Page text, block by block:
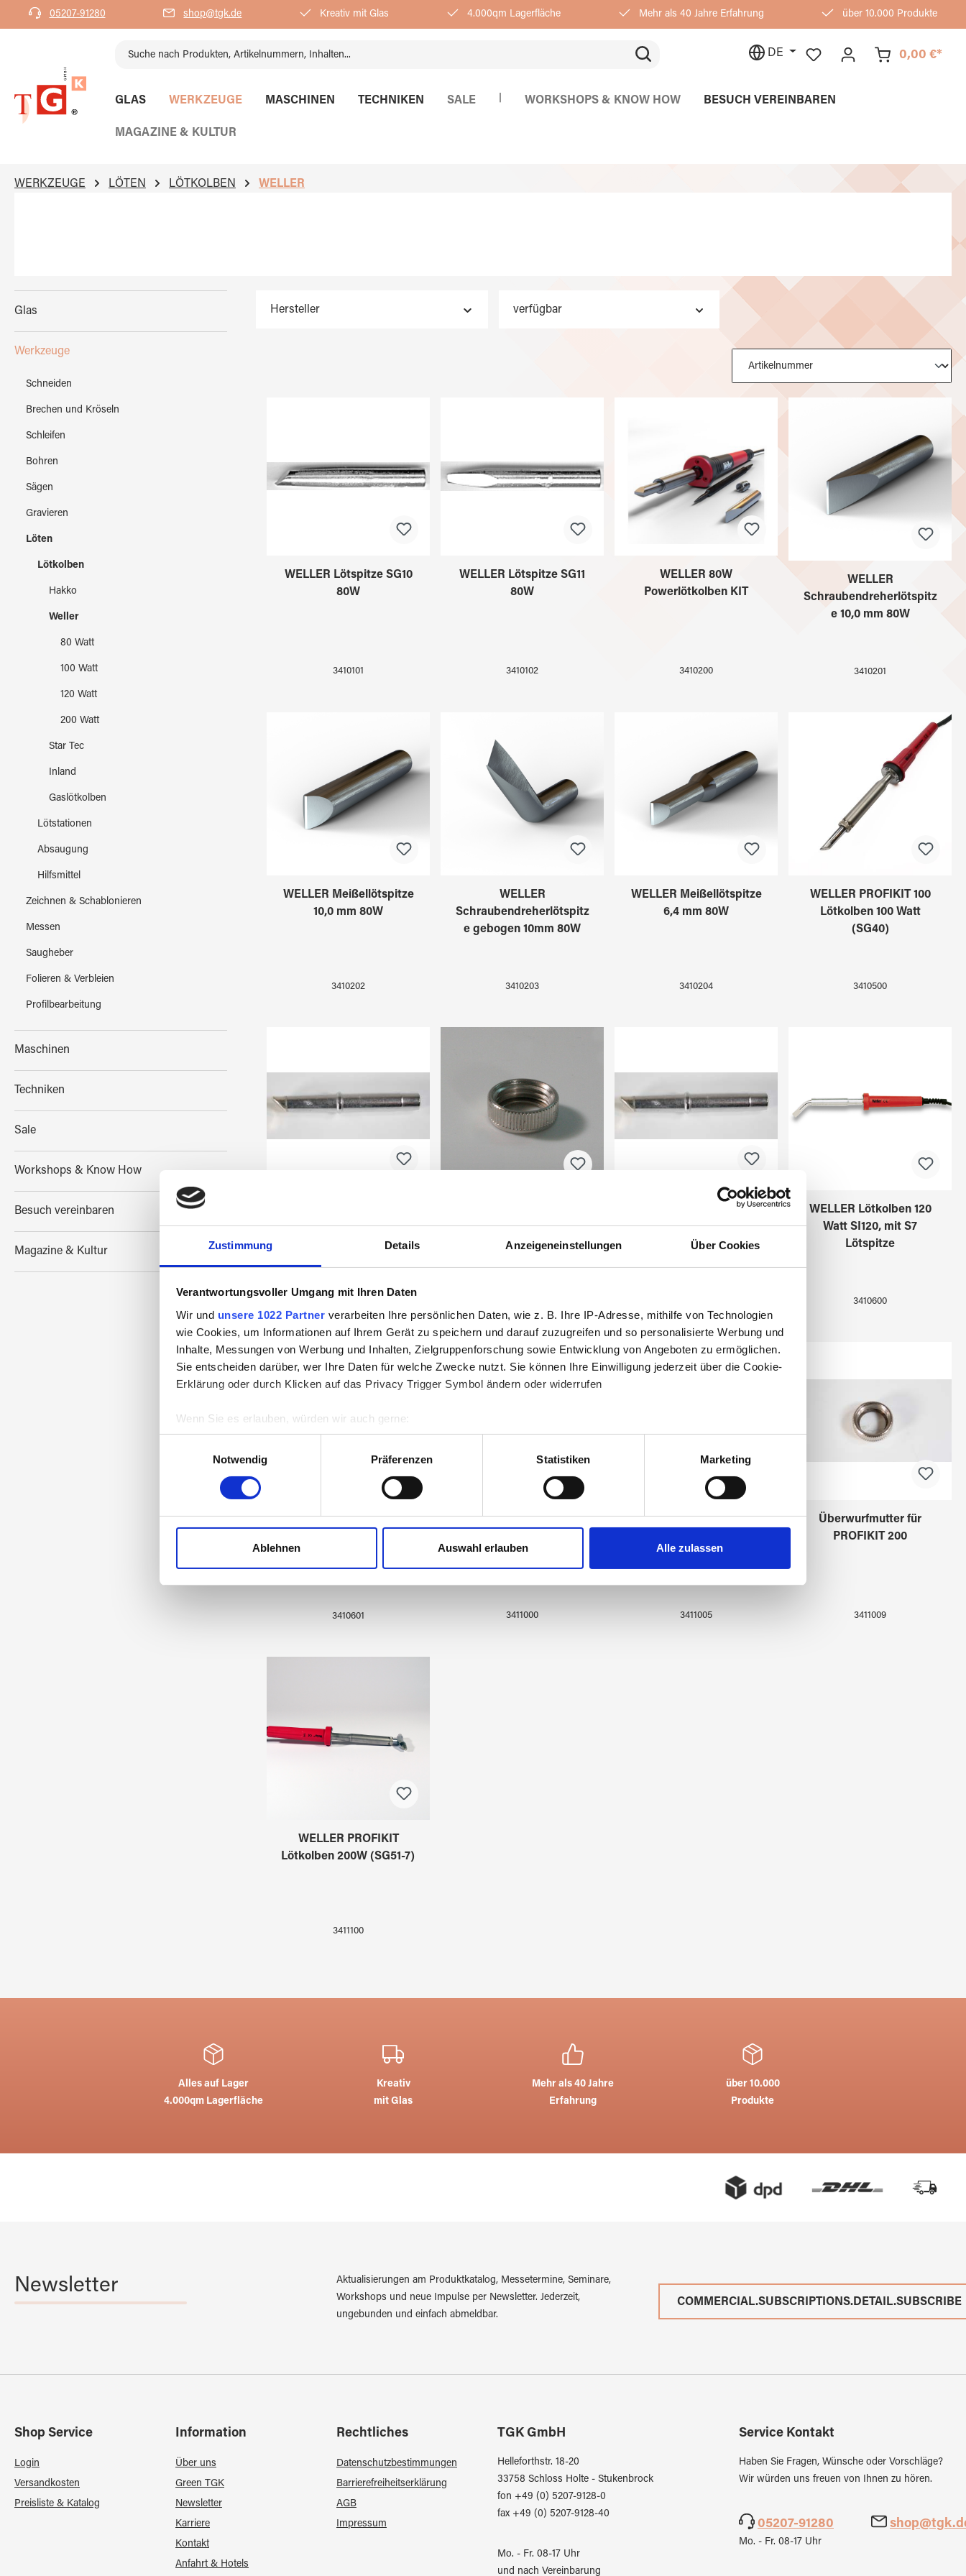
Zustimmung Details Anzeigeneinstellungen Über Cookies
Verantwortungsvoller Umgang mit Ihren Daten
Wir und unsere 1022 Partner verarbeiten Ihre persönlichen Daten, wie z. B. Ihre IP-Adresse, mithilfe von Technologien
wie Cookies, um Informationen auf Ihrem Gerät zu speichern und darauf zuzugreifen und so personalisierte Werbung und
Inhalte, Messungen von Werbung und Inhalten, Zielgruppenforschung sowie Entwicklung von Angeboten zu ermöglichen.
Sie entscheiden darüber, wer Ihre Daten für welche Zwecke nutzt. Sie können Ihre Einwilligung jederzeit über die Cookie-
Erklärung oder durch Klicken auf das Privacy Trigger Symbol ändern oder widerrufen
Wenn Sie es erlauben, würden wir auch gerne:
Informationen über Ihre geografische Lage erfassen, welche bis auf einige Meter genau sein können
Ihr Gerät durch aktives Scannen nach bestimmten Merkmalen (Fingerprinting) identifizieren
Erfahren Sie mehr darüber, wie Ihre persönlichen Daten verarbeitet werden, und legen Sie Ihre Präferenzen imAbschnitt
Einzelheitenfest.
Wir verwenden Cookies, um Inhalte und Anzeigen zu personalisieren, Funktionen für soziale Medien anbieten zu können
und die Zugriffe auf unsere Website zu analysieren. Außerdem geben wir Informationen zu Ihrer Verwendung unserer
Notwendig
Präferenzen Statistiken Marketing
Ablehnen Auswahl erlauben Alle zulassen
Zur Hauptnavigation springen
05207-91280 shop@tgk.de Kreativ mit Glas 4.000qm Lagerfläche Mehr als 40 Jahre Erfahrung über 10.000 Produkte
DE 0,00 €*
GLAS WERKZEUGE MASCHINEN TECHNIKEN SALE WORKSHOPS & KNOW HOW BESUCH VEREINBAREN
MAGAZINE & KULTUR
WERKZEUGE LÖTEN LÖTKOLBEN WELLER
Glas
Werkzeuge
Schneiden
Brechen und Kröseln
Schleifen
Bohren
Sägen
Gravieren
Löten
Lötkolben
Hakko
Weller
80 Watt
100 Watt
120 Watt
200 Watt
Star Tec
Inland
Gaslötkolben
Lötstationen
Absaugung
Hilfsmittel
Zeichnen & Schablonieren
Messen
Saugheber
Folieren & Verbleien
Profilbearbeitung
Maschinen
Techniken
Sale
Workshops & Know How
Besuch vereinbaren
Magazine & Kultur
Hersteller verfügbar
WELLER Lötspitze SG10
80W
3410101
WELLER Lötspitze SG11
80W
3410102
WELLER 80W
Powerlötkolben KIT
3410200
WELLER
Schraubendreherlötspitz
e 10,0 mm 80W
3410201
WELLER Meißellötspitze
10,0 mm 80W
3410202
WELLER
Schraubendreherlötspitz
e gebogen 10mm 80W
3410203
WELLER Meißellötspitze
6,4 mm 80W
3410204
WELLER PROFIKIT 100
Lötkolben 100 Watt
(SG40)
3410500
3410501
100W
WELLER Lötspitze
WELLER Lötkolben 120
Watt SI120, mit S7
Lötspitze
3410600
3410601
WELLER PROFIKIT
6)
3411000
WELLER Spitze SG52
3411005
Überwurfmutter für
PROFIKIT 200
3411009
WELLER PROFIKIT
Lötkolben 200W (SG51-7)
3411100
Alles auf Lager
4.000qm Lagerfläche
Kreativ
mit Glas
Mehr als 40 Jahre
Erfahrung
über 10.000
Produkte
Newsletter
Aktualisierungen am Produktkatalog, Messetermine, Seminare,
Workshops und neue Impulse per Newsletter. Jederzeit,
ungebunden und einfach abmeldbar.
COMMERCIAL.SUBSCRIPTIONS.DETAIL.SUBSCRIBE
Shop Service
Login
Versandkosten
Preisliste & Katalog
Information
Über uns
Green TGK
Newsletter
Karriere
Kontakt
Anfahrt & Hotels
Rechtliches
Datenschutzbestimmungen
Barrierefreiheitserklärung
AGB
Impressum
TGK GmbH
Helleforthstr. 18-20
33758 Schloss Holte - Stukenbrock
fon +49 (0) 5207-9128-0
fax +49 (0) 5207-9128-40
Mo. - Fr. 08-17 Uhr
und nach Vereinbarung
Service Kontakt
Haben Sie Fragen, Wünsche oder Vorschläge?
Wir würden uns freuen von Ihnen zu hören.
05207-91280
Mo. - Fr. 08-17 Uhr